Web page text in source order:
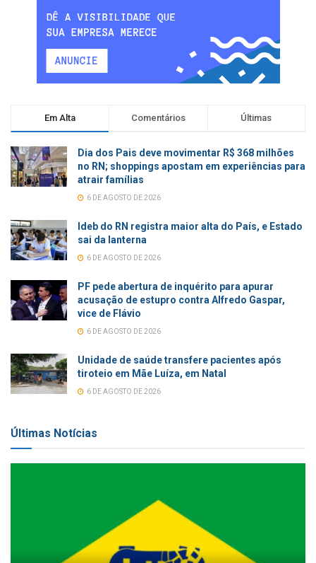
Em Alta Comentários Últimas
Dia dos Pais deve movimentar R$ 368 milhões
no RN; shoppings apostam em experiências para
atrair famílias
6 DE AGOSTO DE 2026
Ideb do RN registra maior alta do País, e Estado
sai da lanterna
6 DE AGOSTO DE 2026
PF pede abertura de inquérito para apurar
acusação de estupro contra Alfredo Gaspar,
vice de Flávio
6 DE AGOSTO DE 2026
Unidade de saúde transfere pacientes após
tiroteio em Mãe Luíza, em Natal
6 DE AGOSTO DE 2026
Últimas Notícias